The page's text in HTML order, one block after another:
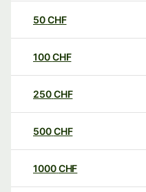
50CHF
100CHF
250CHF
500CHF
1000CHF